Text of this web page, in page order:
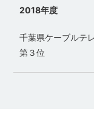
2018年度
千葉県ケーブルテ
第３位